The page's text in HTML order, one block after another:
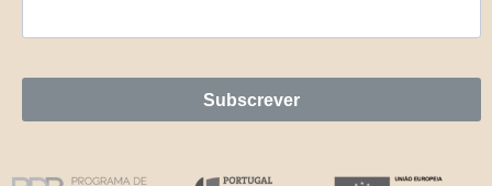
Subscrever